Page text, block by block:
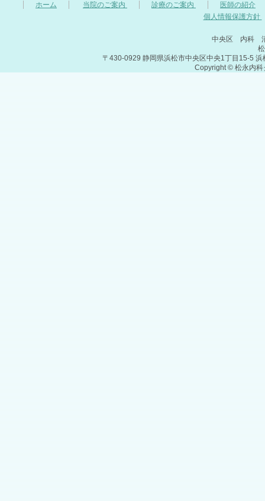
ホーム 当院のご案内 診療のご案内
医師の紹介
個人情報保護方針
中央区 内科
〒430-0929 静岡県浜松市中央区中央1丁目15-5
Copyright © 松永内科